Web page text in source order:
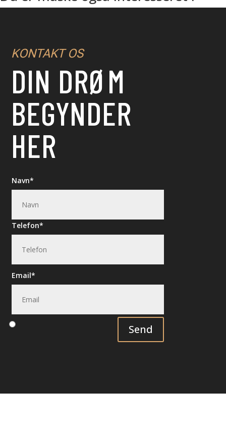
KONTAKT OS
DIN DRØM
BEGYNDER
HER
Navn
Telefon
Email
Send